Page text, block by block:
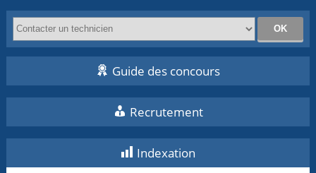
Guide des concours
Recrutement
Indexation